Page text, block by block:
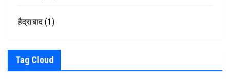
हैद्राबाद(1)
Tag Cloud